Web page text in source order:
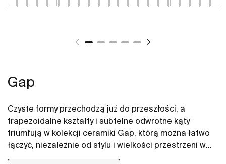
Gap
Czyste formy przechodzą już do przeszłości, a
trapezoidalne kształty i subtelne odwrotne kąty
triumfują w kolekcji ceramiki Gap, którą można łatwo
łączyć, niezależnie od stylu i wielkości przestrzeni w
łazience. W naszych propozycjach znajdują się między